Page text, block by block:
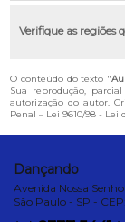
Verifique as regiões
O conteúdo do texto "
Sua reprodução,
autorização do autor.
Penal – Lei 9610/98 - Lei
Dançando
Avenida Nossa
São Paulo - SP -